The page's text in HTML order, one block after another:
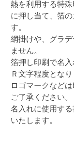
熱を利用する特
に押し当て、箔
す。
網掛けや、グラ
ません。
箔押し印刷で名
Ｒ文字程度とな
ロゴマークなど
ご了承ください。
名入れに使用す
いたします。